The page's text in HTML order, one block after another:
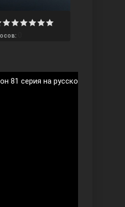
81 серия на русском языке